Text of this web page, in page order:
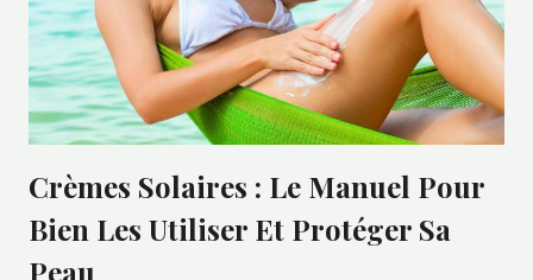
Crèmes Solaires : Le Manuel Pour
Bien Les Utiliser Et Protéger Sa
Peau